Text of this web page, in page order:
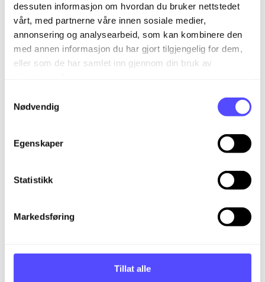
dessuten informasjon om hvordan du bruker nettstedet
vårt, med partnerne våre innen sosiale medier,
annonsering og analysearbeid, som kan kombinere den
med annen informasjon du har gjort tilgjengelig for dem,
eller som de har samlet inn gjennom din bruk av
Nødvendig
Egenskaper
Statistikk
Markedsføring
Tillat alle
Aktiverer du dimensjon påDebitering
(lønnsposter)vil du kunne koble hver enkelt
lønnspost mot en dimensjon i
lønnskjøringen. Gå til en åpen lønnskjøring -
velg en ansatt og legg til lønnspost.